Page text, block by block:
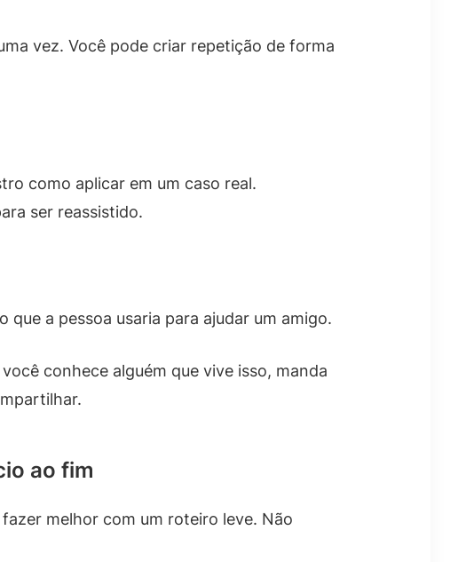
vez. Você pode criar repetição de forma
como aplicar em um caso real.
ser reassistido.
a pessoa usaria para ajudar um amigo.
conhece alguém que vive isso, manda
ao fim
melhor com um roteiro leve. Não